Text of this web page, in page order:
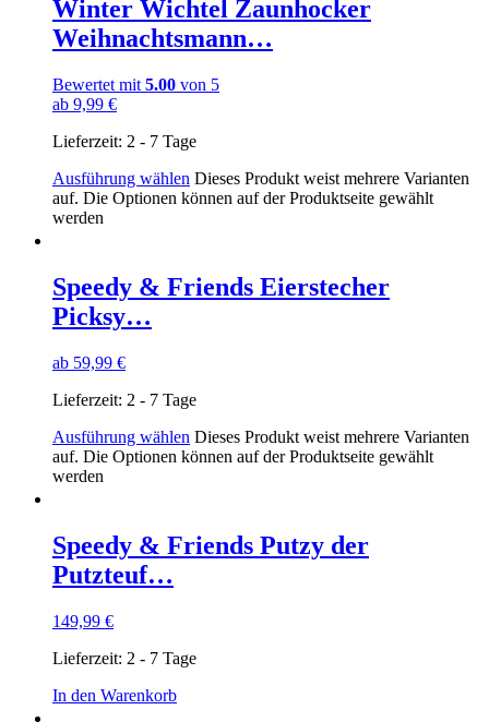
Winter Wichtel Zaunhocker
Weihnachtsmann…
Bewertet mit 5.00 von 5
ab 9,99 €
Lieferzeit: 2 - 7 Tage
Ausführung wählen Dieses Produkt weist mehrere Varianten
auf. Die Optionen können auf der Produktseite gewählt
werden
Speedy & Friends Eierstecher
Picksy…
ab 59,99 €
Lieferzeit: 2 - 7 Tage
Ausführung wählen Dieses Produkt weist mehrere Varianten
auf. Die Optionen können auf der Produktseite gewählt
werden
Speedy & Friends Putzy der
Putzteuf…
149,99 €
Lieferzeit: 2 - 7 Tage
In den Warenkorb